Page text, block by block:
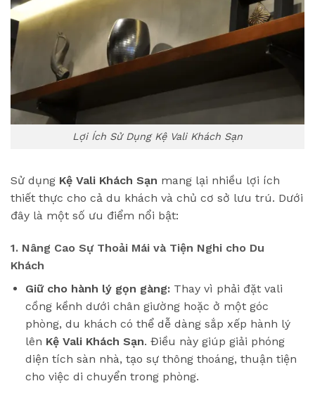
Lợi Ích Sử Dụng Kệ Vali Khách Sạn
Sử dụng Kệ Vali Khách Sạn mang lại nhiều lợi ích
thiết thực cho cả du khách và chủ cơ sở lưu trú. Dưới
đây là một số ưu điểm nổi bật:
1. Nâng Cao Sự Thoải Mái và Tiện Nghi cho Du
Khách
Giữ cho hành lý gọn gàng:Thay vì phải đặt vali
cồng kềnh dưới chân giường hoặc ở một góc
phòng, du khách có thể dễ dàng sắp xếp hành lý
lên Kệ Vali Khách Sạn. Điều này giúp giải phóng
diện tích sàn nhà, tạo sự thông thoáng, thuận tiện
cho việc di chuyển trong phòng.